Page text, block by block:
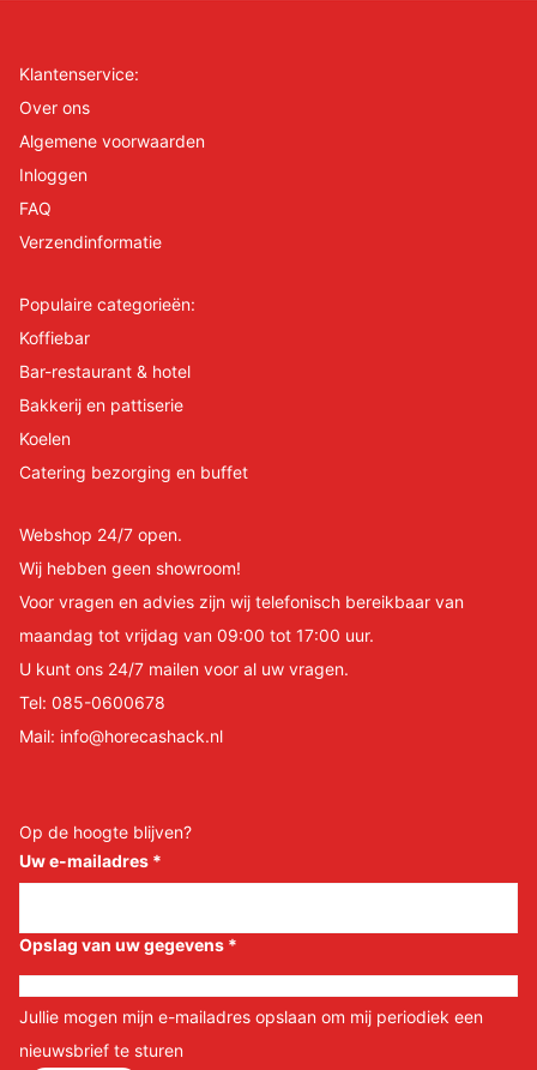
Klantenservice:
Over ons
Algemene voorwaarden
Inloggen
FAQ
Verzendinformatie
Populaire categorieën:
Koffiebar
Bar-restaurant & hotel
Bakkerij en pattiserie
Koelen
Catering bezorging en buffet
Webshop 24/7 open.
Wij hebben geen showroom!
Voor vragen en advies zijn wij telefonisch bereikbaar van
maandag tot vrijdag van 09:00 tot 17:00 uur.
U kunt ons 24/7 mailen voor al uw vragen.
Tel: 085-0600678
Mail: info@horecashack.nl
Op de hoogte blijven?
Uw e-mailadres *
Opslag van uw gegevens *
Jullie mogen mijn e-mailadres opslaan om mij periodiek een
nieuwsbrief te sturen